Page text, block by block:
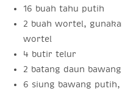
16 buah tahu putih
2 buah wortel,
wortel
4 butir telur
2 batang daun
6 siung bawang putih,